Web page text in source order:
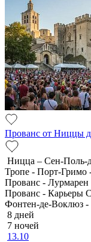
Прованс от Ниццы
Ницца – Сен-Поль-
Тропе - Порт-Гримо
Прованс -
Прованс - Карьеры
Фонтен-де-Воклюз
8 дней
7 ночей
13.10